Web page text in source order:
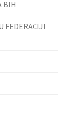
BIH
FEDERACIJI